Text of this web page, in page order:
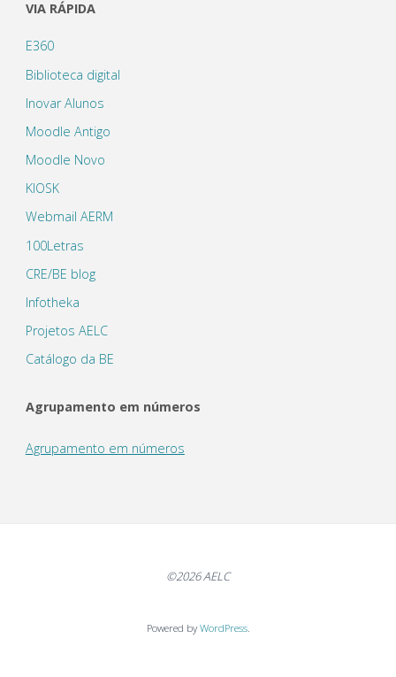
VIA RÁPIDA
E360
Biblioteca digital
Inovar Alunos
Moodle Antigo
Moodle Novo
KIOSK
Webmail AERM
100Letras
CRE/BE blog
Infotheka
Projetos AELC
Catálogo da BE
Agrupamento em números
Agrupamento em números
©2026 AELC
Powered by WordPress.